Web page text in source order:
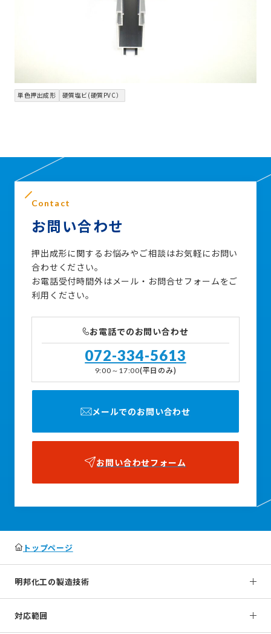
単色押出成形 硬質塩ビ(硬質PVC）
Contact
お問い合わせ
押出成形に関するお悩みやご相談はお気軽にお問い
合わせください。
お電話受付時間外はメール・お問合せフォームをご
利用ください。
お電話でのお問い合わせ
072-334-5613
9:00～17:00(平日のみ)
メールでのお問い合わせ
お問い合わせフォーム
トップページ
明邦化工の製造技術
対応範囲